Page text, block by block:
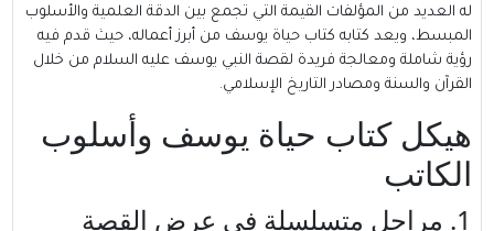
له العديد من المؤلفات القيمة التي تجمع بين الدقة العلمية والأسلوب
المبسط، ويعد كتابه كتاب حياة يوسف من أبرز أعماله، حيث قدم فيه
رؤية شاملة ومعالجة فريدة لقصة النبي يوسف عليه السلام من خلال
القرآن والسنة ومصادر التاريخ الإسلامي.
هيكل كتاب حياة يوسف وأسلوب
الكاتب
1. مراحل متسلسلة في عرض القصة